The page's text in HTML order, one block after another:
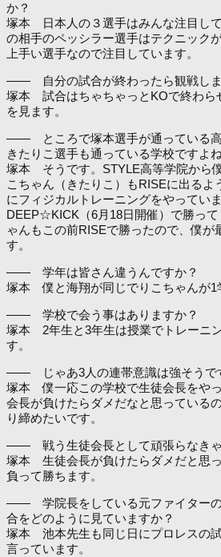
か？
塚本 日本人の３選手はみんな注目し
の相手のペッシラー選手はテクニック
上手い選手なので注目しています。
―― 自分の試合が終わったら観戦しま
塚本 試合はちゃちゃっとKOで終わら
を見ます。
―― ところで塚本選手が通っている高
きたりこ選手も通っている学校ですよ
塚本 そうです。STYLE高等学院から
こちゃん（きたりこ）もRISEに出るよ
にフィジカルトレーニングをやってい
DEEP☆KICK（6月18日開催）で勝っ
ゃんもこの前RISEで勝ったので、僕が
す。
―― 学年は皆さん違うんですか？
塚本 僕と海翔が同じでりこちゃんが1
―― 学校で会う事はありますか？
塚本 2年生と3年生は授業でトレーニ
す。
―― じゃあ3人の連帯意識は強そうで
塚本 僕一応この学校で生徒会長をや
会長が負けたらダメだなと思っている
り締めたいです。
―― 戦う生徒会長として頑張らなきゃ
塚本 生徒会長が負けたらダメだと思
負って勝ちます。
―― 学院長をしている元ファイターの
合をどのように見ていますか？
塚本 池本先生も同じ日にプロレスの
言っています。